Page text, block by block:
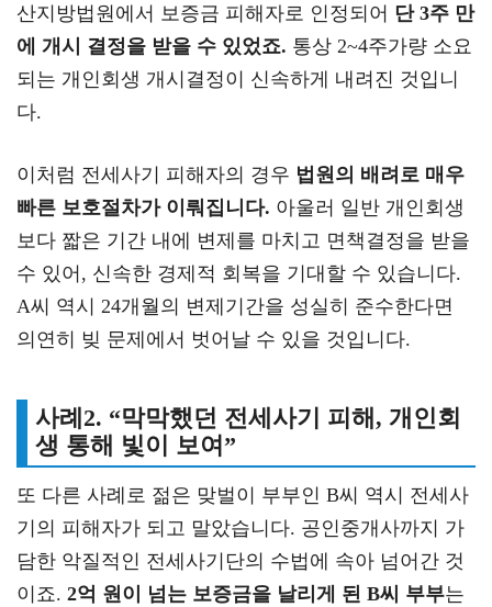
산지방법원에서 보증금 피해자로 인정되어 단 3주 만
에 개시 결정을 받을 수 있었죠. 통상 2~4주가량 소요
되는 개인회생 개시결정이 신속하게 내려진 것입니
다.
이처럼 전세사기 피해자의 경우 법원의 배려로 매우
빠른 보호절차가 이뤄집니다. 아울러 일반 개인회생
보다 짧은 기간 내에 변제를 마치고 면책결정을 받을
수 있어, 신속한 경제적 회복을 기대할 수 있습니다.
A씨 역시 24개월의 변제기간을 성실히 준수한다면
의연히 빚 문제에서 벗어날 수 있을 것입니다.
사례2. “막막했던 전세사기 피해, 개인회
생 통해 빛이 보여”
또 다른 사례로 젊은 맞벌이 부부인 B씨 역시 전세사
기의 피해자가 되고 말았습니다. 공인중개사까지 가
담한 악질적인 전세사기단의 수법에 속아 넘어간 것
이죠. 2억 원이 넘는 보증금을 날리게 된 B씨 부부는